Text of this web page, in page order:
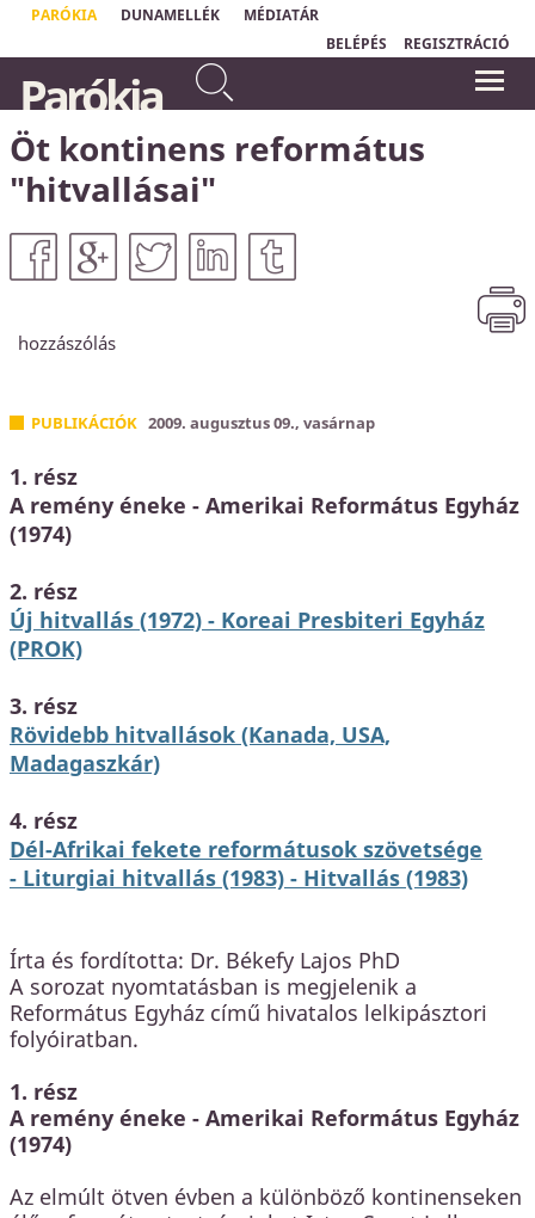
PARÓKIA DUNAMELLÉK
MÉDIATÁR
BELÉPÉS
REGISZTRÁCIÓ
Ki mérte meg markával a
tenger vizét, ki mérte meg
arasszal az eget? Ki mérte meg
mérlegre a hegyeket, és
mérlegserpenyőbe a halmokat?
Ézsaiás könyve 40,12
"Nem a bizalom ad nekünk tartást;
Parókia
Öt kontinens református
"hitvallásai"
hozzászólás
PUBLIKÁCIÓK 2009. augusztus 09., vasárnap
1. rész
A remény éneke - Amerikai Református Egyház
(1974)
2. rész
Új hitvallás (1972) - Koreai Presbiteri Egyház
(PROK)
3. rész
Rövidebb hitvallások (Kanada, USA,
Madagaszkár)
4. rész
Dél-Afrikai fekete reformátusok szövetsége
- Liturgiai hitvallás (1983) - Hitvallás (1983)
Írta és fordította: Dr. Békefy Lajos PhD
A sorozat nyomtatásban is megjelenik a
Református Egyház című hivatalos lelkipásztori
folyóiratban.
1. rész
A remény éneke - Amerikai Református Egyház
(1974)
Az elmúlt ötven évben a különböző kontinenseken